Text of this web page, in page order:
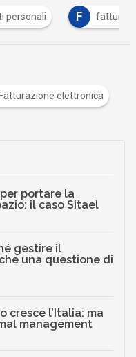
F fattura elettronica
Fatturazione elettronica
portare la
il caso Sitael
gestire il
una questione di
cresce l’Italia: ma
management